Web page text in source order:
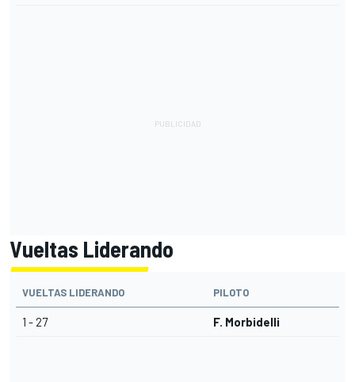
Vueltas Liderando
VUELTAS LIDERANDO PILOTO
1 - 27 F. Morbidelli